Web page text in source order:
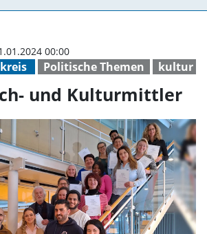
Politische Themen kultur
00:00
und Kulturmittler